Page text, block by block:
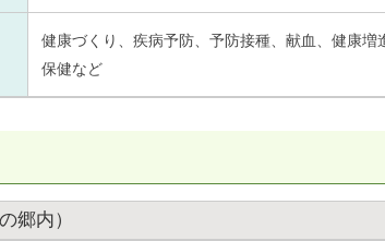
健康づくり、疾病予防、予防接種、献血、健康
保健など
郷内）